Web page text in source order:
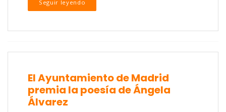
Seguir leyendo
El Ayuntamiento de Madrid
premia la poesía de Ángela
Álvarez